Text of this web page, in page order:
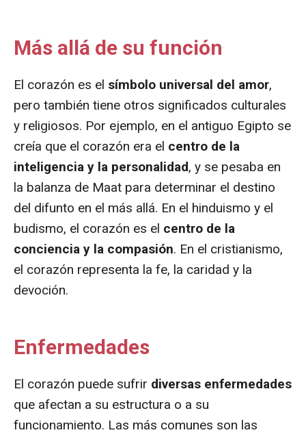
Más allá de su función
El corazón es el símbolo universal del amor,
pero también tiene otros significados culturales
y religiosos. Por ejemplo, en el antiguo Egipto se
creía que el corazón era el centro de la
inteligencia y la personalidad, y se pesaba en
la balanza de Maat para determinar el destino
del difunto en el más allá. En el hinduismo y el
budismo, el corazón es el centro de la
conciencia y la compasión. En el cristianismo,
el corazón representa la fe, la caridad y la
devoción.
Enfermedades
El corazón puede sufrir diversas enfermedades
que afectan a su estructura o a su
funcionamiento. Las más comunes son las